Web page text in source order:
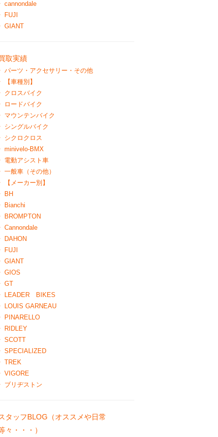
cannondale
FUJI
GIANT
取実績
パーツ・アクセサリー・その他
【車種別】
クロスバイク
ロードバイク
マウンテンバイク
シングルバイク
シクロクロス
minivelo-BMX
電動アシスト車
一般車（その他）
【メーカー別】
BH
Bianchi
BROMPTON
Cannondale
DAHON
FUJI
GIANT
GIOS
GT
LEADER BIKES
LOUIS GARNEAU
PINARELLO
RIDLEY
SCOTT
SPECIALIZED
TREK
VIGORE
ブリヂストン
タッフBLOG（オススメや日常
々・・・）